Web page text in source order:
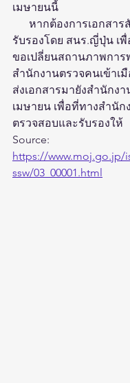
เมษายนนี้
รับรองโดย สนร.ญี่ปุ่น เ
ขอเปลี่ยนสถานภาพการ
สำนักงานตรวจคนเข้า
ส่งเอกสารมายังสำนักง
เมษายน เพื่อที่ทางสำนัก
ตรวจสอบและรับรองให้
Source:
https://www.moj.go.jp/
ssw/03_00001.html